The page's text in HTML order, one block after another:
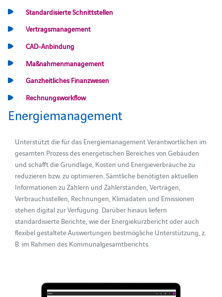
Standardisierte Schnittstellen
Vertragsmanagement
CAD-Anbindung
Maßnahmenmanagement
Ganzheitliches Finanzwesen
Rechnungsworkflow
Energiemanagement
Unterstützt die für das Energiemanagement Verantwortlichen im
gesamten Prozess des energetischen Bereiches von Gebäuden
und schafft die Grundlage, Kosten und Energieverbräuche zu
reduzieren bzw. zu optimieren. Sämtliche benötigten aktuellen
Informationen zu Zählern und Zählerständen, Verträgen,
Verbrauchsstellen, Rechnungen, Klimadaten und Emissionen
stehen digital zur Verfügung. Darüber hinaus liefern
standardisierte Berichte, wie der Energiekurzbericht oder auch
flexibel gestaltete Auswertungen bestmögliche Unterstützung, z.
B. im Rahmen des Kommunalgesamtberichts.